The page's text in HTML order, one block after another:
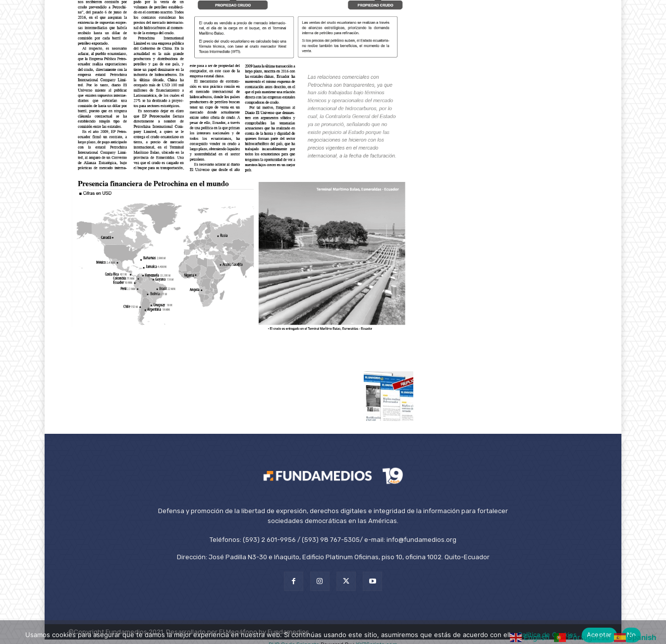
Defensa y promoción de la libertad de expresión, derechos digitales e integridad de la información para fortalecer
sociedades democráticas en las Américas.
Teléfonos: (593) 2 601-9956 / (593) 98 767-5305/ e-mail: info@fundamedios.org
Dirección: José Padilla N3-30 e Iñaquito, Edificio Platinum Oficinas, piso 10, oficina 1002. Quito-Ecuador
©Copyright Fundamedios 2021. Desarrollado por El Megáfono by Fundamedios.
English Portuguese Spanish
Usamos cookies para asegurar que te damos la mejor experiencia en nuestra web. Si continúas usando este sitio, asumiremos que estás de acuerdo con ello.Política de Cookies Aceptar No